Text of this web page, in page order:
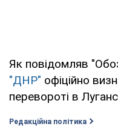
Як повідомляв
"ДНР" офіційно
перевороті в
Редакційна політика